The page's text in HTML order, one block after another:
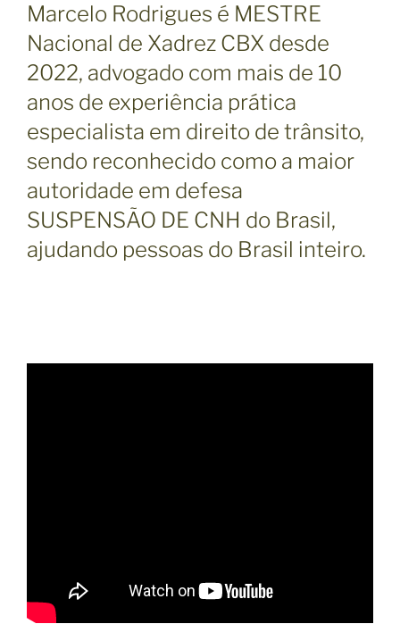
Marcelo Rodrigues é MESTRE
Nacional de Xadrez CBX desde
2022, advogado com mais de 10
anos de experiência prática
especialista em direito de trânsito,
sendo reconhecido como a maior
autoridade em defesa
SUSPENSÃO DE CNH do Brasil,
ajudando pessoas do Brasil inteiro.